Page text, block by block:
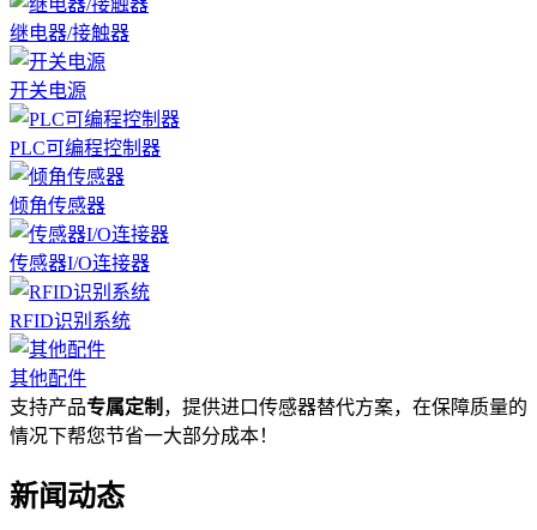
继电器/接触器
开关电源
PLC可编程控制器
倾角传感器
传感器I/O连接器
RFID识别系统
其他配件
支持产品专属定制 ，提供进口传感器替代方案，在保障质量的
情况下帮您节省一大部分成本！
新闻动态